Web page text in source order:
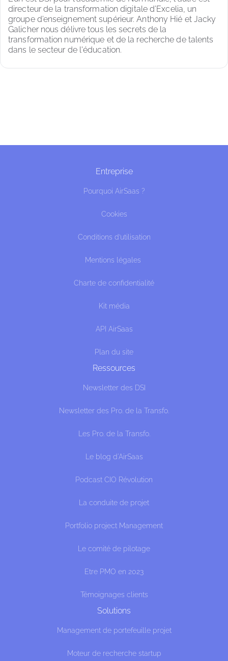
directeur de la transformation digitale d’Excelia, un
groupe d’enseignement supérieur. Anthony Hié et Jacky
Galicher nous délivre tous les secrets de la
transformation numérique et de la recherche de talents
dans le secteur de l'éducation.
Entreprise
Pourquoi AirSaas ?
Cookies
Conditions d’utilisation
Mentions légales
Charte de confidentialité
Kit média
API AirSaas
Plan du site
Ressources
Newsletter des DSI
Newsletter des Pro. de la Transfo.
Les Pro. de la Transfo.
Le blog d'AirSaas
Podcast CIO Révolution
La conduite de projet
Portfolio project Management
Le comité de pilotage
Etre PMO en 2023
Témoignages clients
Solutions
Management de portefeuille projet
Moteur de recherche startup